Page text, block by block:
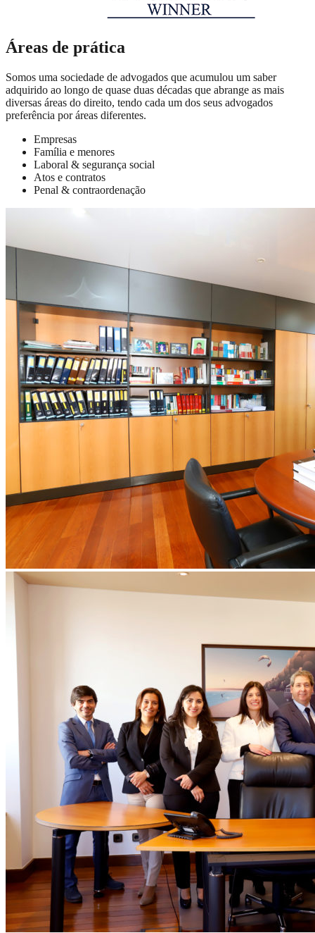
Áreas de prática
Somos uma sociedade de advogados que acumulou um saber
adquirido ao longo de quase duas décadas que abrange as mais
diversas áreas do direito, tendo cada um dos seus advogados
preferência por áreas diferentes.
Empresas
Família e menores
Laboral & segurança social
Atos e contratos
Penal & contraordenação